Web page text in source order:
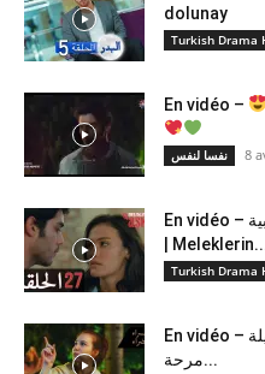
dolunay
Turkish Drama
En vidéo –
نفسا لنفس 8
En vidéo – حب الملائكة الحلقة 27 الترجمة العربية
|
Turkish Drama
En vidéo – مسلسل في السراء و الضراء – ليلة
مرحة...